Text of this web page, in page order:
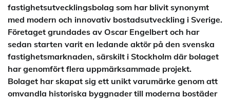
fastighetsutvecklingsbolag som har blivit synonymt
med modern och innovativ bostadsutveckling i Sverige.
Företaget grundades av Oscar Engelbert och har
sedan starten varit en ledande aktör på den svenska
fastighetsmarknaden, särskilt i Stockholm där bolaget
har genomfört flera uppmärksammade projekt.
Bolaget har skapat sig ett unikt varumärke genom att
omvandla historiska byggnader till moderna bostäder